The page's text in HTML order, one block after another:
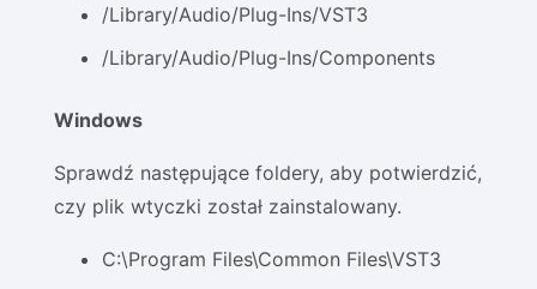
/Library/Audio/Plug-Ins/VST3
/Library/Audio/Plug-Ins/Components
Windows
Sprawdź następujące foldery, aby potwierdzić,
czy plik wtyczki został zainstalowany.
C:\Program Files\Common Files\VST3